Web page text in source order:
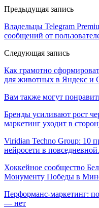
Предыдущая запись
Владельцы Telegram
сообщений от
Следующая запись
Как грамотно
для животных в Яндекс и
Вам также могут
Бренды усиливают рост
маркетинг уходит в
Viridian Techno Group: 10
нейросети в
Хоккейное сообщество
Монументу Победы в
Перформанс-маркетинг:
— нет